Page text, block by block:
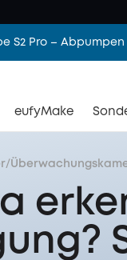
S2 Pro –
eufyMake
/